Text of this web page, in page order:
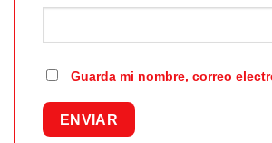
Guarda mi nombre, correo